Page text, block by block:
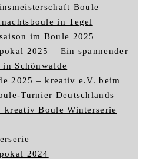
Boule
in Tegel
im Boule 2025
2025 – Ein spannender
Schönwalde
2025 – kreativ e.V. beim
Turnier Deutschlands
kreativ Boule Winterserie
2024